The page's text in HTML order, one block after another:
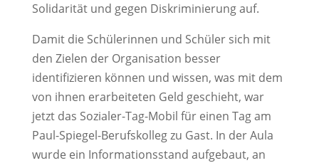
Solidarität und gegen Diskriminierung auf.
Damit die Schülerinnen und Schüler sich mit
den Zielen der Organisation besser
identifizieren können und wissen, was mit dem
von ihnen erarbeiteten Geld geschieht, war
jetzt das Sozialer-Tag-Mobil für einen Tag am
Paul-Spiegel-Berufskolleg zu Gast. In der Aula
wurde ein Informationsstand aufgebaut, an